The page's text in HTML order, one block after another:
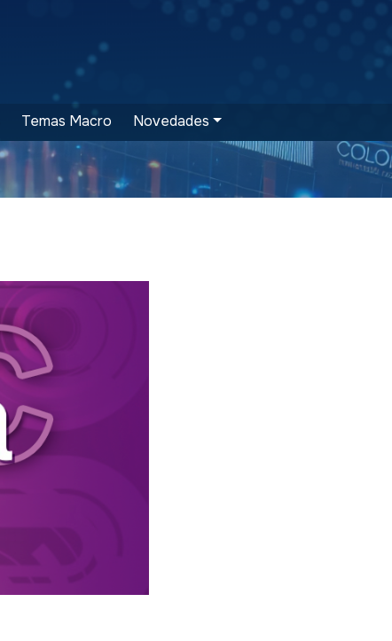
Temas Macro Novedades